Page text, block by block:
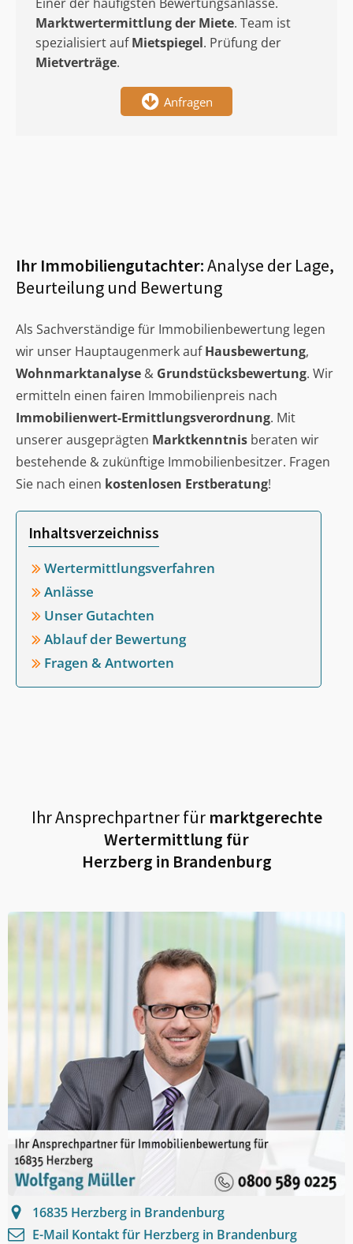
Marktwertermittlungder Miete. Team ist
spezialisiert aufMietspiegel. Prüfung der
Mietverträge.
Anfragen
Ihr Immobiliengutachter:Analyse der Lage,
Beurteilung und Bewertung
Als Sachverständige für Immobilienbewertung legen
wir unser Hauptaugenmerk aufHausbewertung,
Wohnmarktanalyse & Grundstücksbewertung. Wir
ermitteln einen fairen Immobilienpreis nach
Immobilienwert-Ermittlungsverordnung. Mit
unserer ausgeprägten Marktkenntnis beraten wir
bestehende & zukünftige Immobilienbesitzer. Fragen
Sie nach einen kostenlosen Erstberatung!
Inhaltsverzeichniss
Wertermittlungsverfahren
Anlässe
Unser Gutachten
Ablauf der Bewertung
Fragen & Antworten
Ihr Ansprechpartner fürmarktgerechte
Wertermittlung für
Herzberg in Brandenburg
16835 Herzberg in Brandenburg
E-Mail Kontakt für Herzberg in Brandenburg